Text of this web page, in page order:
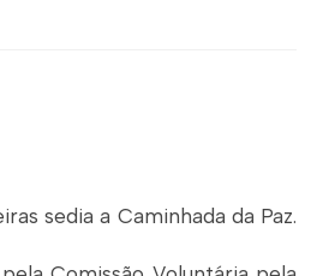
sedia a Caminhada da Paz.